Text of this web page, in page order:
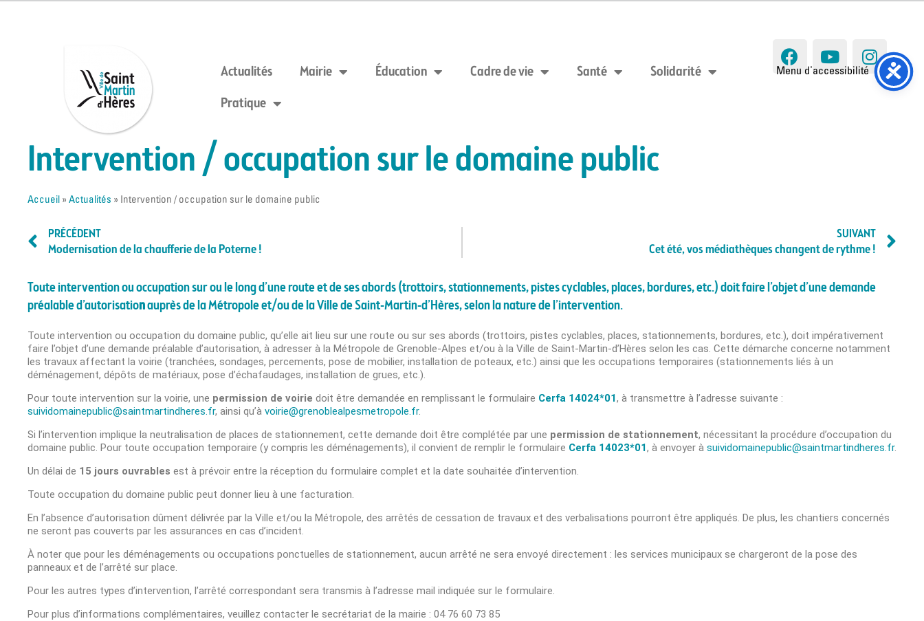
Actualités Mairie Éducation Cadre de vie Santé
Solidarité
Pratique
Intervention / occupation sur le domaine public
Accueil » Actualités » Intervention / occupation sur le domaine public
PRÉCÉDENT
Modernisation de la chaufferie de la Poterne !
SUIVANT
Cet été, vos médiathèques changent de rythme !
Toute intervention ou occupation sur ou le long d’une route et de ses abords (trottoirs, stationnements, pistes cyclables, places, bordures, etc.) doit faire l’objet d’une demande
préalable d’autorisationauprès de la Métropole et/ou de la Ville de Saint-Martin-d’Hères, selon la nature de l’intervention.
Toute intervention ou occupation du domaine public, qu’elle ait lieu sur une route ou sur ses abords (trottoirs, pistes cyclables, places, stationnements, bordures, etc.), doit impérativement
faire l’objet d’une demande préalable d’autorisation, à adresser à la Métropole de Grenoble-Alpes et/ou à la Ville de Saint-Martin-d’Hères selon les cas. Cette démarche concerne notamment
les travaux affectant la voirie (tranchées, sondages, percements, pose de mobilier, installation de poteaux, etc.) ainsi que les occupations temporaires (stationnements liés à un
déménagement, dépôts de matériaux, pose d’échafaudages, installation de grues, etc.).
Pour toute intervention sur la voirie, une permission de voirie doit être demandée en remplissant le formulaire Cerfa 14024*01, à transmettre à l’adresse suivante :
suividomainepublic@saintmartindheres.fr, ainsi qu’à voirie@grenoblealpesmetropole.fr.
Si l’intervention implique la neutralisation de places de stationnement, cette demande doit être complétée par une permission de stationnement, nécessitant la procédure d’occupation du
domaine public. Pour toute occupation temporaire (y compris les déménagements), il convient de remplir le formulaire Cerfa 14023*01, à envoyer à suividomainepublic@saintmartindheres.fr.
Un délai de 15 jours ouvrables est à prévoir entre la réception du formulaire complet et la date souhaitée d’intervention.
Toute occupation du domaine public peut donner lieu à une facturation.
En l’absence d’autorisation dûment délivrée par la Ville et/ou la Métropole, des arrêtés de cessation de travaux et des verbalisations pourront être appliqués. De plus, les chantiers concernés
ne seront pas couverts par les assurances en cas d’incident.
À noter que pour les déménagements ou occupations ponctuelles de stationnement, aucun arrêté ne sera envoyé directement : les services municipaux se chargeront de la pose des
panneaux et de l’arrêté sur place.
Pour les autres types d’intervention, l’arrêté correspondant sera transmis à l’adresse mail indiquée sur le formulaire.
Pour plus d’informations complémentaires, veuillez contacter le secrétariat de la mairie : 04 76 60 73 85